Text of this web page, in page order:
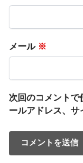
メール ※
次回のコメントで
ールアドレス、サ